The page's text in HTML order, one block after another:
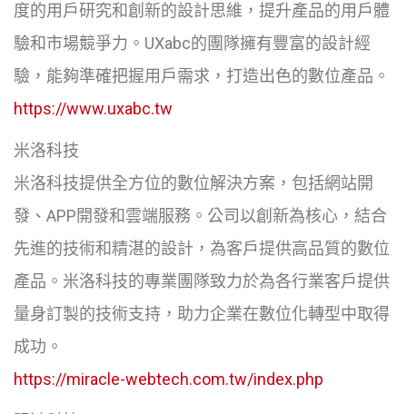
度的用戶研究和創新的設計思維，提升產品的用戶體
驗和市場競爭力。UXabc的團隊擁有豐富的設計經
驗，能夠準確把握用戶需求，打造出色的數位產品。
https://www.uxabc.tw
米洛科技
米洛科技提供全方位的數位解決方案，包括網站開
發、APP開發和雲端服務。公司以創新為核心，結合
先進的技術和精湛的設計，為客戶提供高品質的數位
產品。米洛科技的專業團隊致力於為各行業客戶提供
量身訂製的技術支持，助力企業在數位化轉型中取得
成功。
https://miracle-webtech.com.tw/index.php